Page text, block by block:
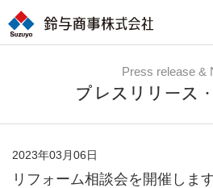
Press release &
プレスリリース
2023年03月06日
リフォーム相談会を開催しま